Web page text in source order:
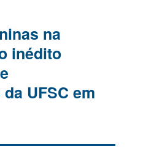
na
inédito
UFSC em